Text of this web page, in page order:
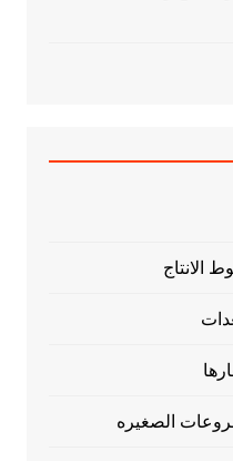
الانتاج
الصغيره